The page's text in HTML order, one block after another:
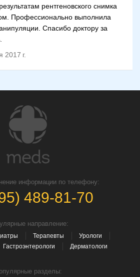
рентгеновского снимка
Профессионально выполнила
Спасибо доктору за
2017 г.
информации по телефону:
489-81-70
направление:
Терапевты
Урологи
Гастроэнтерологи Дерматологи
разделы: